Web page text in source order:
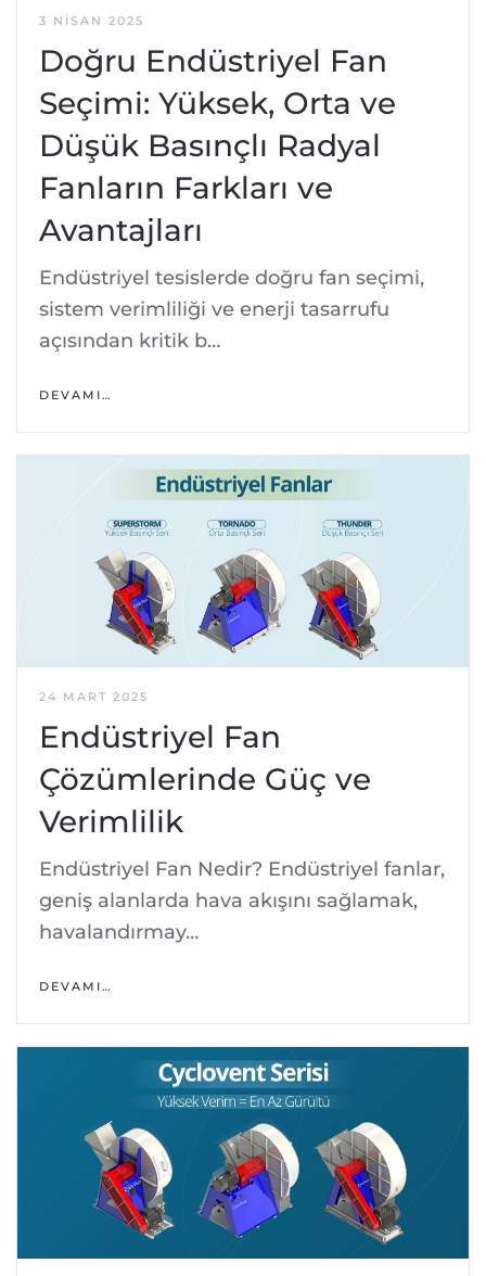
3 NISAN 2025
Doğru Endüstriyel Fan
Seçimi: Yüksek, Orta ve
Düşük Basınçlı Radyal
Fanların Farkları ve
Avantajları
Endüstriyel tesislerde doğru fan seçimi,
sistem verimliliği ve enerji tasarrufu
açısından kritik b…
DEVAMI…
24 MART 2025
Endüstriyel Fan
Çözümlerinde Güç ve
Verimlilik
Endüstriyel Fan Nedir? Endüstriyel fanlar,
geniş alanlarda hava akışını sağlamak,
havalandırmay…
DEVAMI…